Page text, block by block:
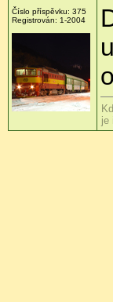
Číslo příspěvku: 375
Registrován: 1-2004
je